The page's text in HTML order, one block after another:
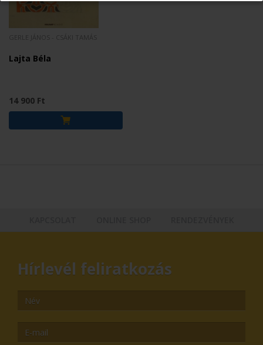
Lajta Béla
14 900 Ft
Hírlevél feliratkozás